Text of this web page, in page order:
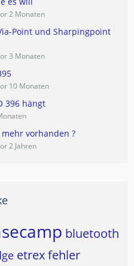
2 Monaten
Point und Sharpingpoint
3 Monaten
10 Monaten
396 hängt
vorhanden ?
2 Jahren
bluetooth
etrexfehler